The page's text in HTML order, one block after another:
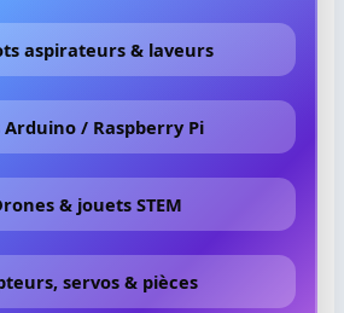
aspirateurs & laveurs
Arduino / Raspberry Pi
& jouets STEM
servos & pièces